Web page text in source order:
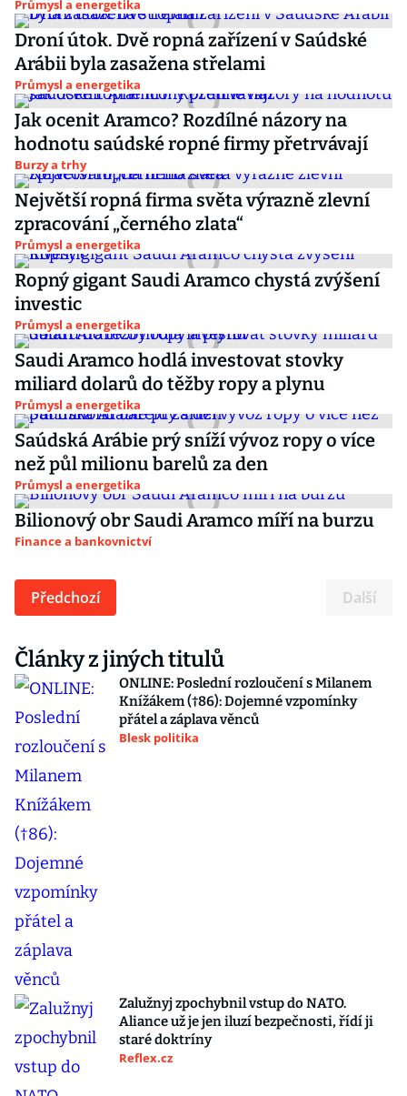
Průmysl a energetika
Droní útok. Dvě ropná zařízení v Saúdské
Arábii byla zasažena střelami
Průmysl a energetika
Jak ocenit Aramco? Rozdílné názory na
hodnotu saúdské ropné firmy přetrvávají
Burzy a trhy
Největší ropná firma světa výrazně zlevní
zpracování „černého zlata“
Průmysl a energetika
Ropný gigant Saudi Aramco chystá zvýšení
investic
Průmysl a energetika
Saudi Aramco hodlá investovat stovky
miliard dolarů do těžby ropy a plynu
Průmysl a energetika
Saúdská Arábie prý sníží vývoz ropy o více
než půl milionu barelů za den
Průmysl a energetika
Bilionový obr Saudi Aramco míří na burzu
Finance a bankovnictví
Předchozí Další
Články z jiných titulů
ONLINE: Poslední rozloučení s Milanem
Knížákem (†86): Dojemné vzpomínky
přátel a záplava věnců
Blesk politika
Zalužnyj zpochybnil vstup do NATO.
Aliance už je jen iluzí bezpečnosti, řídí ji
staré doktríny
Reflex.cz